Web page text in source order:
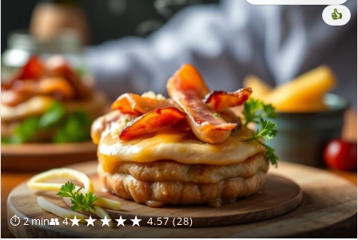
⏱ 2 min👥 4★★★★★ 4.57 (28)
👍